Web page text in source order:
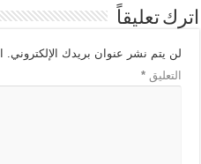
اترك تعليقاً
لن يتم نشر عنوان بريدك الإلكتروني.
التعليق*